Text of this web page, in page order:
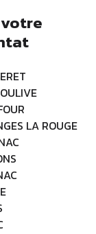
LA ROUGE